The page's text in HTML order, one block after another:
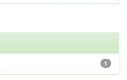
1